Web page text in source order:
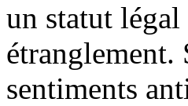
un statut
étranglement.
sentiments